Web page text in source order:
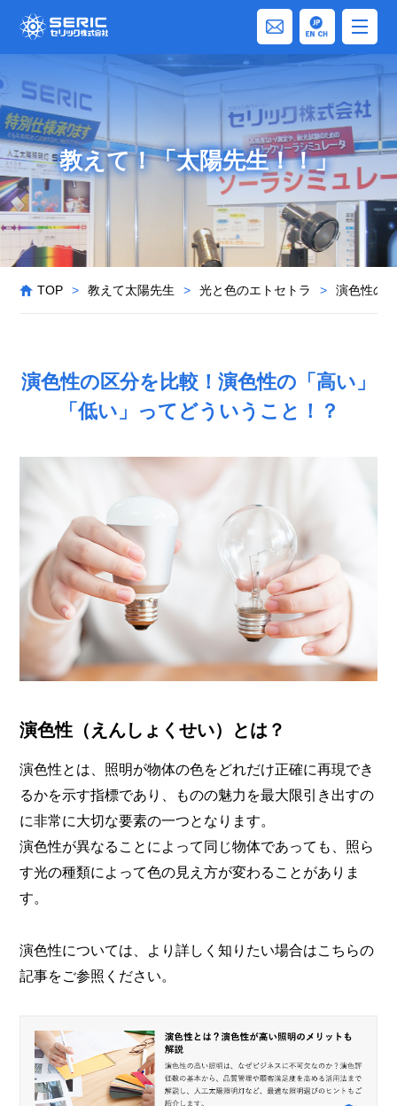
教えて！「太陽先生！！」
TOP > 教えて太陽先生 > 光と色のエトセトラ > 演色性の
演色性の区分を比較！演色性の「高い」
「低い」ってどういうこと！？
演色性（えんしょくせい）とは？
演色性とは、照明が物体の色をどれだけ正確に再現でき
るかを示す指標であり、ものの魅力を最大限引き出すの
に非常に大切な要素の一つとなります。
演色性が異なることによって同じ物体であっても、照ら
す光の種類によって色の見え方が変わることがありま
す。
演色性については、より詳しく知りたい場合はこちらの
記事をご参照ください。